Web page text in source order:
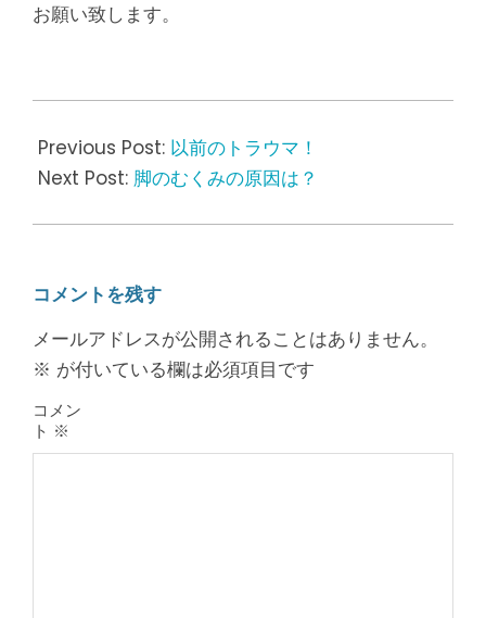
お願い致します。
05-
10
Previous Post: 以前のトラウマ！
Next Post: 脚のむくみの原因は？
コメントを残す
メールアドレスが公開されることはありません。
※ が付いている欄は必須項目です
コメン
ト ※